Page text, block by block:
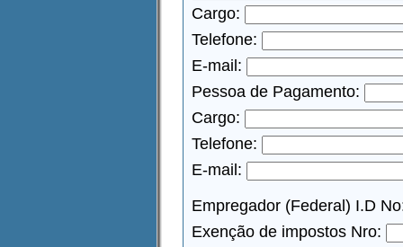
Cargo:
Telefone:
E-mail:
Pessoa de Pagamento:
Cargo:
Telefone:
E-mail:
Empregador (Federal) I.D
Exenção de impostos Nro: